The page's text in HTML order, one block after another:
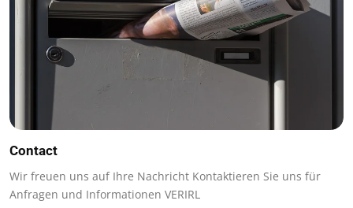
Contact
Wir freuen uns auf Ihre Nachricht Kontaktieren Sie uns für
Anfragen und Informationen VERIRL